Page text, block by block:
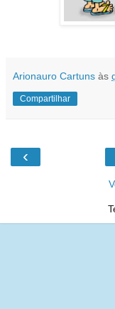
Arionauro Cartuns às
Compartilhar
‹